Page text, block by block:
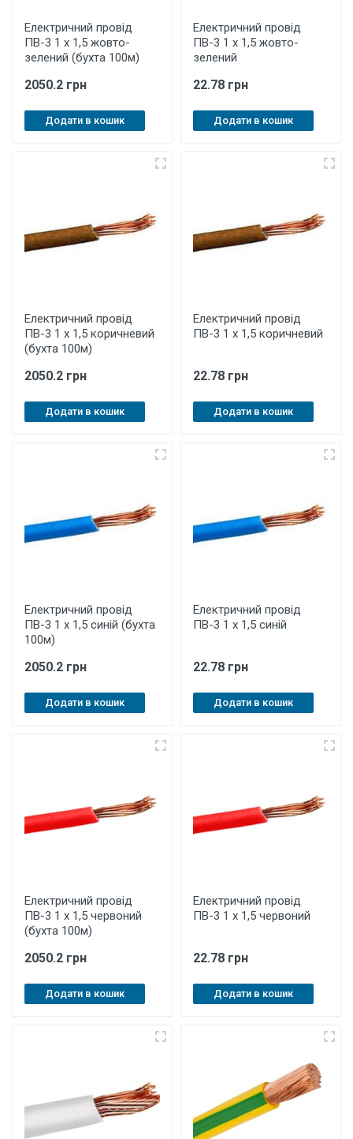
Електричний провід
ПВ-3 1 х 1,5 жовто-
зелений (бухта 100м)
2050.2 грн
Додати в кошик
Електричний провід
ПВ-3 1 х 1,5 жовто-
зелений
22.78 грн
Додати в кошик
Електричний провід
ПВ-3 1 х 1,5 коричневий
(бухта 100м)
2050.2 грн
Додати в кошик
Електричний провід
ПВ-3 1 х 1,5 коричневий
22.78 грн
Додати в кошик
Електричний провід
ПВ-3 1 х 1,5 синій (бухта
100м)
2050.2 грн
Додати в кошик
Електричний провід
ПВ-3 1 х 1,5 синій
22.78 грн
Додати в кошик
Електричний провід
ПВ-3 1 х 1,5 червоний
(бухта 100м)
2050.2 грн
Додати в кошик
Електричний провід
ПВ-3 1 х 1,5 червоний
22.78 грн
Додати в кошик